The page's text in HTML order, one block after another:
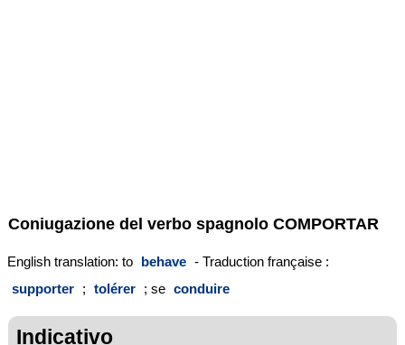
Coniugazione del verbo spagnolo COMPORTAR
English translation: to behave - Traduction française :
supporter ; tolérer ; se conduire
Indicativo